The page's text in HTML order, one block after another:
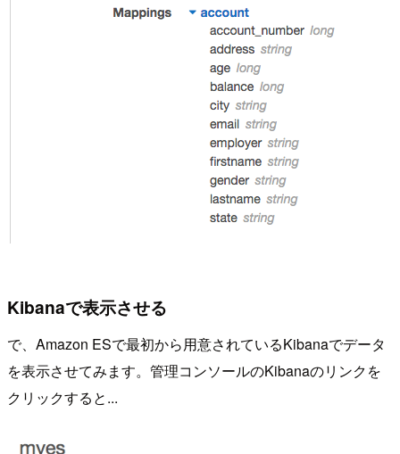
Kibanaで表示させる
で、Amazon ESで最初から用意されているKibanaでデータ
を表示させてみます。管理コンソールのKibanaのリンクを
クリックすると...